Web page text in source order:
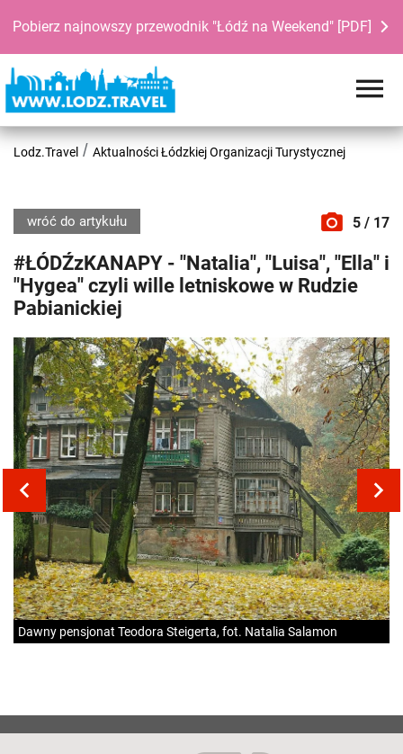
Pobierz najnowszy przewodnik "Łódź na Weekend" [PDF]
Lodz.Travel Aktualności Łódzkiej Organizacji Turystycznej
wróć do artykułu 5 / 17
#ŁÓDŹzKANAPY - "Natalia", "Luisa", "Ella" i
"Hygea" czyli wille letniskowe w Rudzie
Pabianickiej
Dawny pensjonat Teodora Steigerta, fot. Natalia Salamon